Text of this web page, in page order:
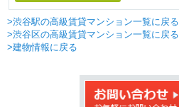
>渋谷駅の高級賃貸マンション一覧に戻る
>渋谷区の高級賃貸マンション一覧に戻る
>建物情報に戻る